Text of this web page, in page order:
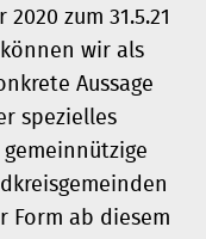
zum 31.5.21
wir als
Aussage
spezielles
Form ab diesem